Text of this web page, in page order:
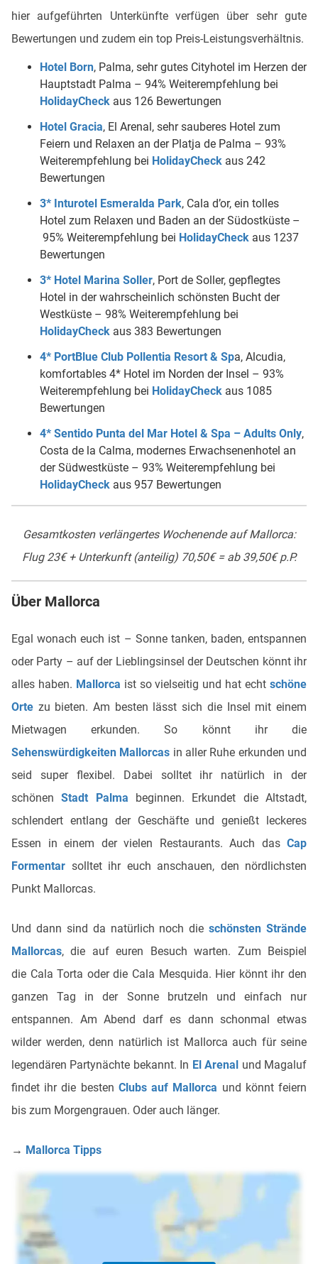
hier aufgeführten Unterkünfte verfügen über sehr gute
Bewertungen und zudem ein top Preis-Leistungsverhältnis.
Hotel Born, Palma, sehr gutes Cityhotel im Herzen der
Hauptstadt Palma – 94% Weiterempfehlung bei
HolidayCheck aus 126 Bewertungen
Hotel Gracia, El Arenal, sehr sauberes Hotel zum
Feiern und Relaxen an der Platja de Palma – 93%
Weiterempfehlung bei HolidayCheck aus 242
Bewertungen
3* Inturotel Esmeralda Park, Cala d’or, ein tolles
Hotel zum Relaxen und Baden an der Südostküste –
95% Weiterempfehlung bei HolidayCheck aus 1237
Bewertungen
3* Hotel Marina Soller, Port de Soller, gepflegtes
Hotel in der wahrscheinlich schönsten Bucht der
Westküste – 98% Weiterempfehlung bei
HolidayCheck aus 383 Bewertungen
4* PortBlue Club Pollentia Resort & Spa, Alcudia,
komfortables 4* Hotel im Norden der Insel – 93%
Weiterempfehlung bei HolidayCheck aus 1085
Bewertungen
4* Sentido Punta del Mar Hotel & Spa – Adults Only,
Costa de la Calma, modernes Erwachsenenhotel an
der Südwestküste – 93% Weiterempfehlung bei
HolidayCheck aus 957 Bewertungen
Gesamtkosten verlängertes Wochenende auf Mallorca:
Flug 23€ + Unterkunft (anteilig) 70,50€ = ab 39,50€ p.P.
Über Mallorca
Egal wonach euch ist – Sonne tanken, baden, entspannen
oder Party – auf der Lieblingsinsel der Deutschen könnt ihr
alles haben. Mallorca ist so vielseitig und hat echtschöne
Orte zu bieten. Am besten lässt sich die Insel mit einem
Mietwagen erkunden. So könnt ihr die
Sehenswürdigkeiten Mallorcas in aller Ruhe erkunden und
seid super flexibel. Dabei solltet ihr natürlich in der
schönenStadt Palma beginnen. Erkundet die Altstadt,
schlendert entlang der Geschäfte und genießt leckeres
Essen in einem der vielen Restaurants. Auch das Cap
Formentar solltet ihr euch anschauen, den nördlichsten
Punkt Mallorcas.
Und dann sind da natürlich noch dieschönsten Strände
Mallorcas, die auf euren Besuch warten. Zum Beispiel
die Cala Torta oder die Cala Mesquida. Hier könnt ihr den
ganzen Tag in der Sonne brutzeln und einfach nur
entspannen. Am Abend darf es dann schonmal etwas
wilder werden, denn natürlich ist Mallorca auch für seine
legendären Partynächte bekannt. In El Arenal und Magaluf
findet ihr die besten Clubs auf Mallorca und könnt feiern
bis zum Morgengrauen. Oder auch länger.
→ Mallorca Tipps